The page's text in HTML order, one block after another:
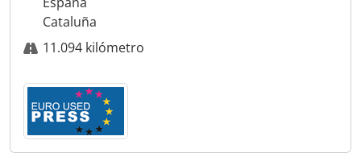
Cataluña
11.094 kilómetro